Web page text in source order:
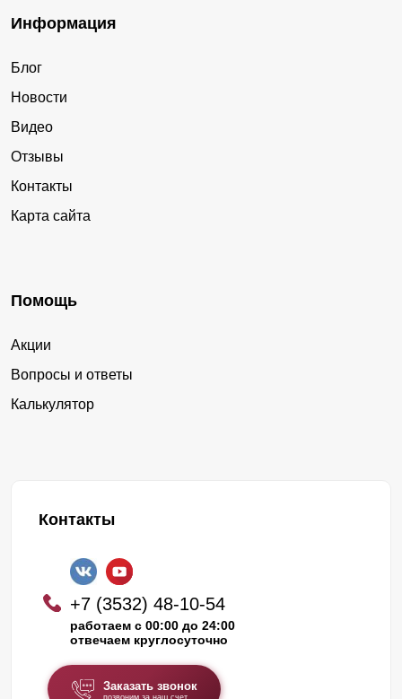
Информация
Блог
Новости
Видео
Отзывы
Контакты
Карта сайта
Помощь
Акции
Вопросы и ответы
Калькулятор
Контакты
+7 (3532) 48-10-54
работаем с 00:00 до 24:00
отвечаем круглосуточно
Заказать звонок